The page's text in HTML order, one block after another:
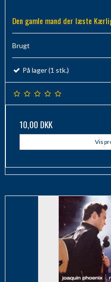
Den gamle mand der læste
Brugt
På lager (1 stk.)
10,00 DKK
Vis